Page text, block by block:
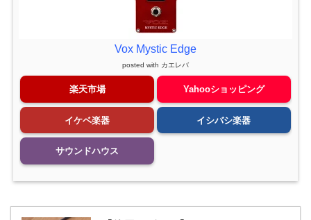
Vox Mystic Edge
posted with カエレバ
楽天市場 Yahooショッピング
イケベ楽器 イシバシ楽器
サウンドハウス